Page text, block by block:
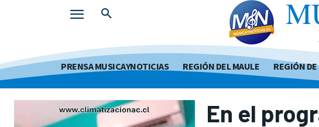
PRENSA MUSICAYNOTICIAS REGIÓN DEL MAULE REGIÓN
En el